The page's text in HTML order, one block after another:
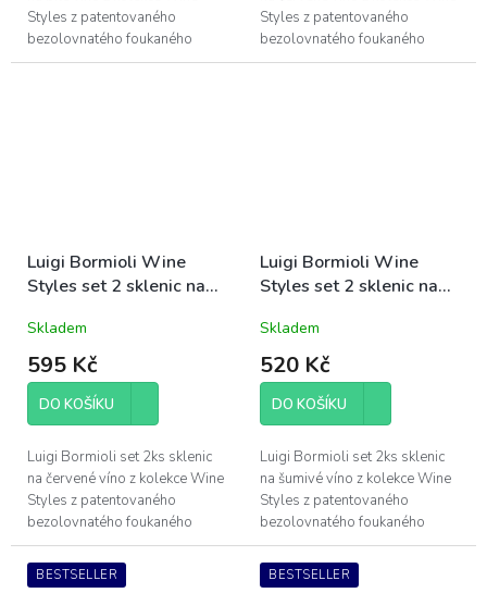
Styles z patentovaného
bezolovnatého foukaného
křišťálového skla Son.hyx se
Styles z patentovaného
bezolovnatého foukaného
křišťálového skla Son.hyx se
Luigi Bormioli Wine
Styles set 2 sklenic na
66cl (09077)
Skladem
595 Kč
DO KOŠÍKU
Luigi Bormioli set 2ks sklenic
na červené víno z kolekce Wine
Styles z patentovaného
bezolovnatého foukaného
křišťálového skla Son.hyx se
výšenou odolností proti
mechanickému...
Luigi Bormioli Wine
Styles set 2 sklenic na
17,5cl (09648)
Skladem
520 Kč
DO KOŠÍKU
Luigi Bormioli set 2ks sklenic
na šumivé víno z kolekce Wine
Styles z patentovaného
bezolovnatého foukaného
křišťálového skla Son.hyx se
výšenou odolností proti
mechanickému...
BESTSELLER BESTSELLER